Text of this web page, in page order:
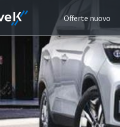
Offerte nuovo